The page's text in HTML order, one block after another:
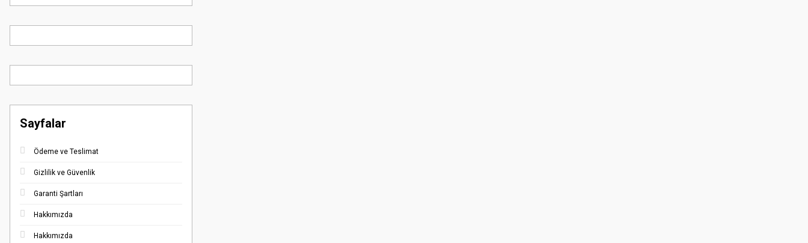
Sayfalar
Ödeme ve Teslimat
Gizlilik ve Güvenlik
Garanti Şartları
Hakkımızda
Hakkımızda